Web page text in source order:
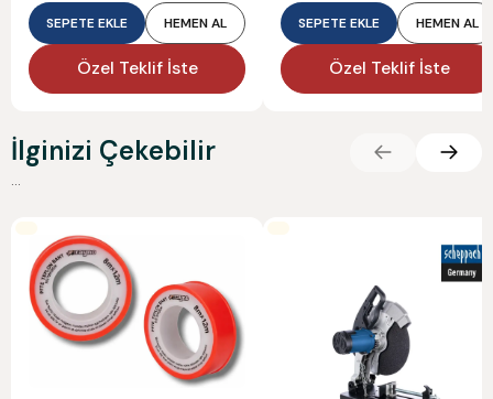
SEPETE EKLE HEMEN AL
Özel Teklif İste
SEPETE EKLE HEMEN AL
Özel Teklif İste
İlginizi Çekebilir